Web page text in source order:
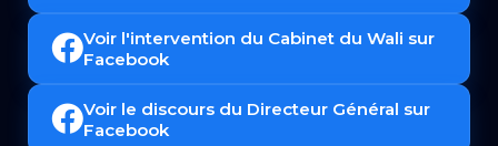
Voir l'intervention du Cabinet du Wali sur
Facebook
Voir le discours du Directeur Général sur
Facebook